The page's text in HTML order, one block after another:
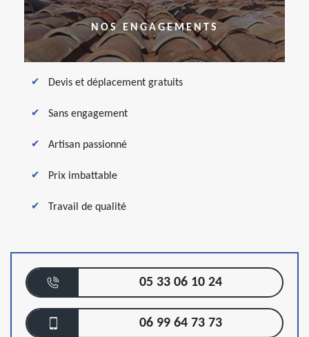
NOS ENGAGEMENTS
Devis et déplacement gratuits
Sans engagement
Artisan passionné
Prix imbattable
Travail de qualité
05 33 06 10 24
06 99 64 73 73